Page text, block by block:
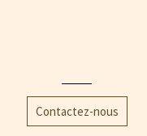
Contactez-nous